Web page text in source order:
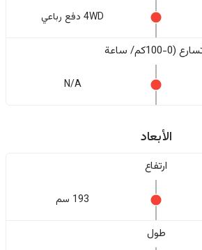
4WD دفع رباعي
(0-100كم/ ساعة
N/A
الأبعاد
ارتفاع
193 سم
طول